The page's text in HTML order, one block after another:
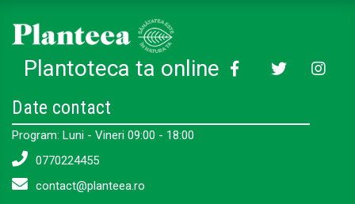
Plantoteca ta online
Date contact
Program: Luni - Vineri 09:00 - 18:00
0770224455
contact@planteea.ro